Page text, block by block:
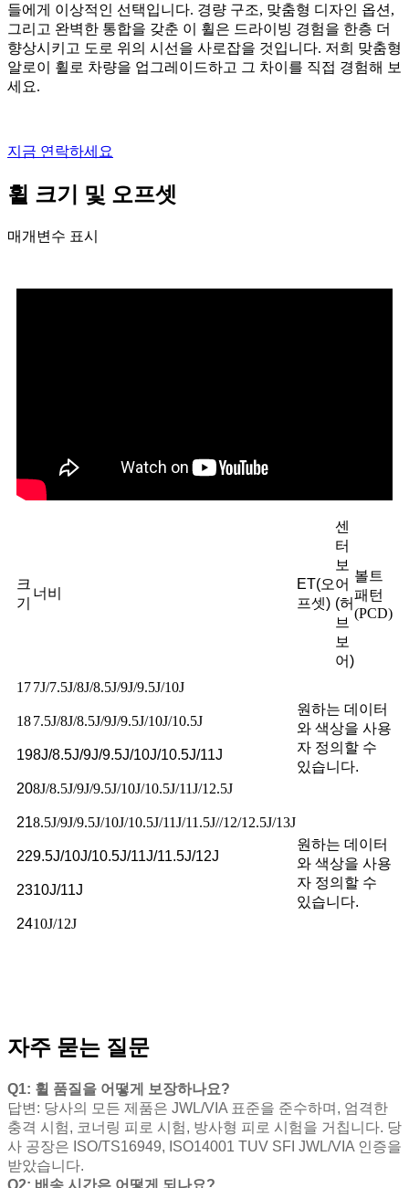
들에게 이상적인 선택입니다. 경량 구조, 맞춤형 디자인 옵션,
그리고 완벽한 통합을 갖춘 이 휠은 드라이빙 경험을 한층 더
향상시키고 도로 위의 시선을 사로잡을 것입니다. 저희 맞춤형
알로이 휠로 차량을 업그레이드하고 그 차이를 직접 경험해 보
세요.
지금 연락하세요
휠 크기 및 오프셋
매개변수 표시
크
기
너비
ET(오
프셋)
센
터
보
어
(허
브
보
어)
볼트
패턴
(PCD)
177J/7.5J/8J/8.5J/9J/9.5J/10J
원하는 데이터
와 색상을 사용
자 정의할 수
있습니다.
187.5J/8J/8.5J/9J/9.5J/10J/10.5J
198J/8.5J/9J/9.5J/10J/10.5J/11J
208J/8.5J/9J/9.5J/10J/10.5J/11J/12.5J
218.5J/9J/9.5J/10J/10.5J/11J/11.5J//12/12.5J/13J
원하는 데이터
와 색상을 사용
자 정의할 수
있습니다.
229.5J/10J/10.5J/11J/11.5J/12J
2310J/11J
2410J/12J
자주 묻는 질문
Q1: 휠 품질을 어떻게 보장하나요?
답변: 당사의 모든 제품은 JWL/VIA 표준을 준수하며, 엄격한
충격 시험, 코너링 피로 시험, 방사형 피로 시험을 거칩니다. 당
사 공장은 ISO/TS16949, ISO14001 TUV SFI JWL/VIA 인증을
받았습니다.